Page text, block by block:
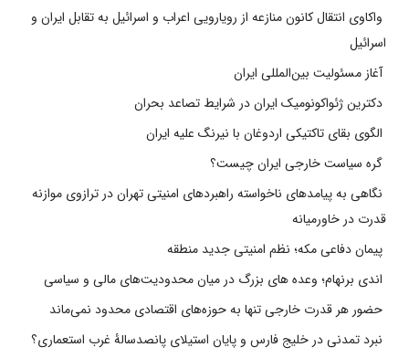
واکاوی انتقال کانون منازعه از رویارویی اعراب و اسرائیل به تقابل ایران و
اسرائیل
آغاز مسئولیت بین‌المللی ایران
دکترین ژئواکونومیک ایران در شرایط تصاعد بحران
الگوی بقای تاکتیکی اردوغان با نیرنگ علیه ایران
گره سیاست خارجی ایران چیست؟
نگاهی به پیامدهای ناخواسته راهبردهای امنیتی تهران در ترازوی موازنه
قدرت در خاورمیانه
پیمان دفاعی مکه؛ نظم امنیتی جدید منطقه
اندی برنهام؛ وعده های بزرگ در میان محدودیت‌های مالی و سیاسی
حضور هر قدرت خارجی تنها به حوزه‌های اقتصادی محدود نمی‌ماند
نبرد تمدنی در خلیج فارس و پایان استیلای پانصدسالۀ غرب استعماری؟